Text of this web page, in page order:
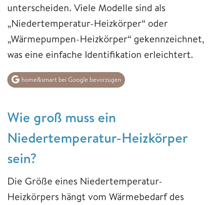
unterscheiden. Viele Modelle sind als
„Niedertemperatur-Heizkörper“ oder
„Wärmepumpen-Heizkörper“ gekennzeichnet,
was eine einfache Identifikation erleichtert.
home&smart bei Google bevorzugen
Wie groß muss ein
Niedertemperatur-Heizkörper
sein?
Die Größe eines Niedertemperatur-
Heizkörpers hängt vom Wärmebedarf des